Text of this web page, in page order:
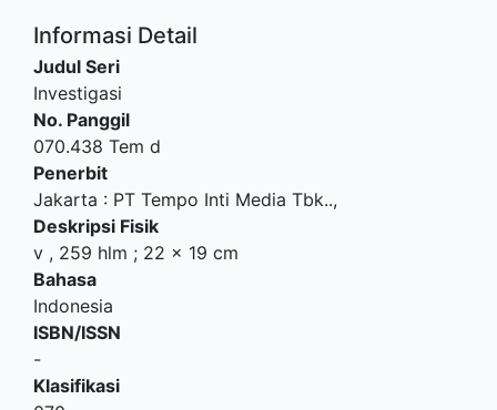
Informasi Detail
Judul Seri
Investigasi
No. Panggil
070.438 Tem d
Penerbit
Jakarta : PT Tempo Inti Media Tbk..,
Deskripsi Fisik
v , 259 hlm ; 22 x 19 cm
Bahasa
Indonesia
ISBN/ISSN
-
Klasifikasi